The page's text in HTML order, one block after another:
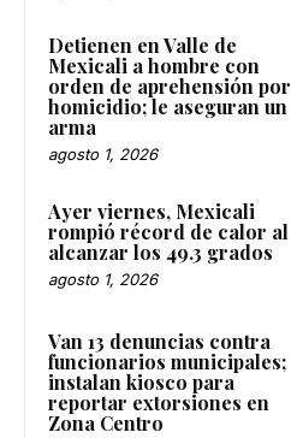
Detienen en Valle de
Mexicali a hombre con
orden de aprehensión por
homicidio; le aseguran un
arma
agosto 1, 2026
Ayer viernes, Mexicali
rompió récord de calor al
alcanzar los 49.3 grados
agosto 1, 2026
Van 13 denuncias contra
funcionarios municipales;
instalan kiosco para
reportar extorsiones en
Zona Centro